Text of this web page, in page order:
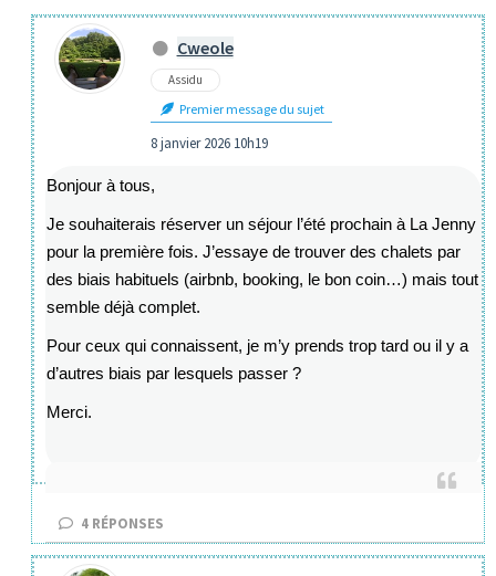
Cweole
Assidu
Premier message du sujet
8 janvier 2026 10h19
Bonjour à tous,
Je souhaiterais réserver un séjour l’été prochain à La Jenny
pour la première fois. J’essaye de trouver des chalets par
des biais habituels (airbnb, booking, le bon coin…) mais tout
semble déjà complet.
Pour ceux qui connaissent, je m’y prends trop tard ou il y a
d’autres biais par lesquels passer ?
Merci.
4 RÉPONSES